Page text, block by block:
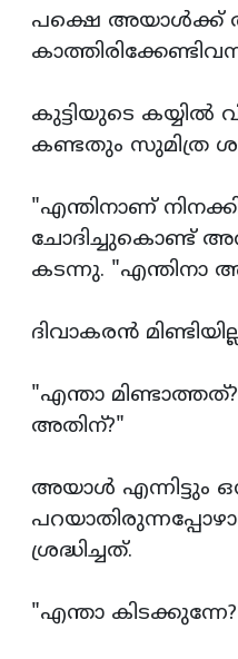
പക്ഷെ അയാള്‍ക്ക്
കുട്ടിയുടെ കയ്യില്‍
കണ്ടതും സുമിത്ര
"എന്തിനാണ്
ചോദിച്ചുകൊണ്ട്
കടന്നു. "എന്തിനാ
ദിവാകരന്‍
"എന്താ
അതിന്?"
അയാള്‍ എന്നിട്ടും
ശ്രദ്ധിച്ചത്.
"എന്താ